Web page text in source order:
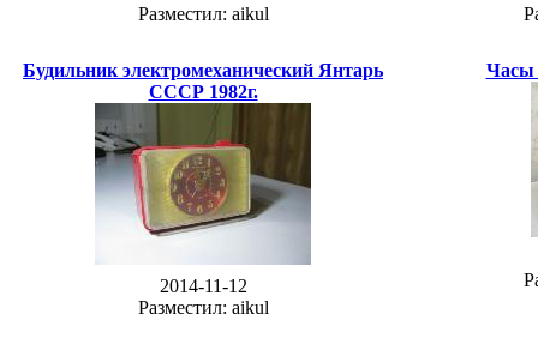
Разместил: aikul
Будильник электромеханический Янтарь
СССР 1982г.
2014-11-12
Разместил: aikul
Часы